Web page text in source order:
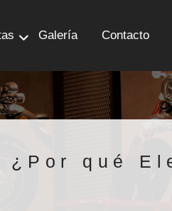
Galería Contacto
¿Por qué